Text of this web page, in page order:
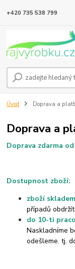
+420 735 538 799
Úvod Doprava a
Doprava a
Doprava zdarma od
Dostupnost zboží:
zboží
případů
do 10-ti
Naskladníme
odešleme. tj.